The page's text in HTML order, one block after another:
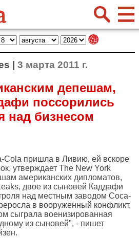
| 3 марта 2011 г.
депешам,
поссорились
над бизнесом
Cola пришла в Ливию, ей вскоре
утверждает The New York
американских дипломатов,
двое из сыновей Каддафи
над местным заводом Coca-
в вооруженный конфликт,
сыграла военизированная
из сыновей", - пишет